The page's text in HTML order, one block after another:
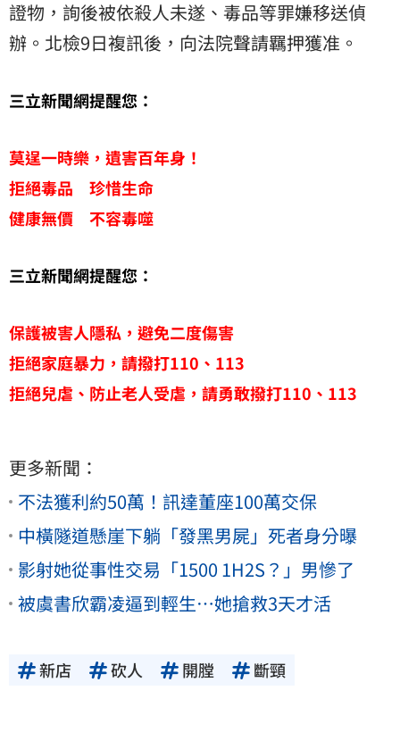
證物，詢後被依殺人未遂、毒品等罪嫌移送偵
辦。北檢9日複訊後，向法院聲請羈押獲准。
三立新聞網提醒您：
莫逞一時樂，遺害百年身！
拒絕毒品 珍惜生命
健康無價 不容毒噬
三立新聞網提醒您：
保護被害人隱私，避免二度傷害
拒絕家庭暴力，請撥打110、113
拒絕兒虐、防止老人受虐，請勇敢撥打110、113
更多新聞：
不法獲利約50萬！訊達董座100萬交保
中橫隧道懸崖下躺「發黑男屍」死者身分曝
影射她從事性交易「1500 1H2S？」男慘了
被虞書欣霸凌逼到輕生…她搶救3天才活
新店 砍人 開膛 斷頸